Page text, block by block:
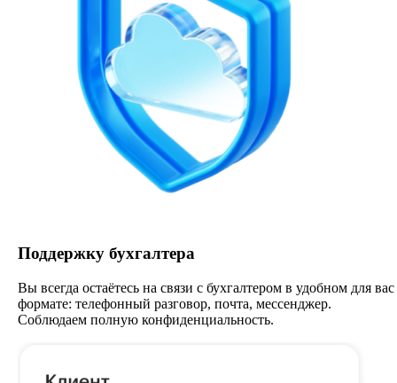
Поддержку бухгалтера
Вы всегда остаётесь на связи с бухгалтером в удобном для вас
формате: телефонный разговор, почта, мессенджер.
Соблюдаем полную конфиденциальность.